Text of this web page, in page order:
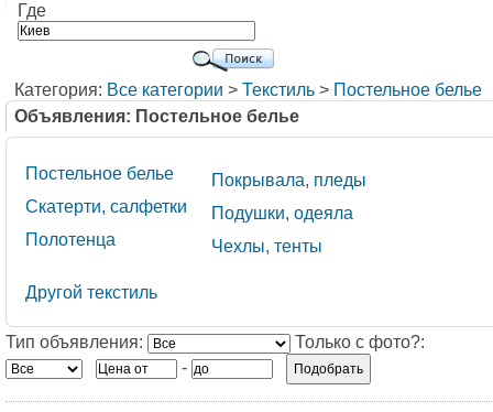
Где
Категория: Все категории > Текстиль > Постельное белье
Объявления: Постельное белье
Постельное белье
Скатерти, салфетки
Полотенца
Покрывала, пледы
Подушки, одеяла
Чехлы, тенты
Другой текстиль
Тип объявления:
Только с фото?:
-